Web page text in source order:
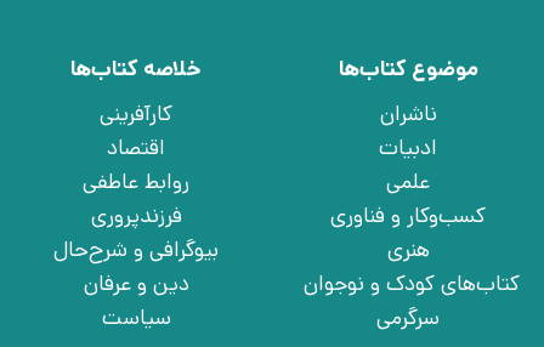
موضوع کتاب‌ها
ناشران
ادبیات
علمی
کسب‌وکار و فناوری
هنری
کتاب‌های کودک و نوجوان
سرگرمی
خلاصه کتاب‌ها
کارآفرینی
اقتصاد
روابط عاطفی
فرزندپروری
بیوگرافی و شرح‌حال
دین و عرفان
سیاست